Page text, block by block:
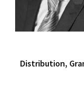
Distribution,